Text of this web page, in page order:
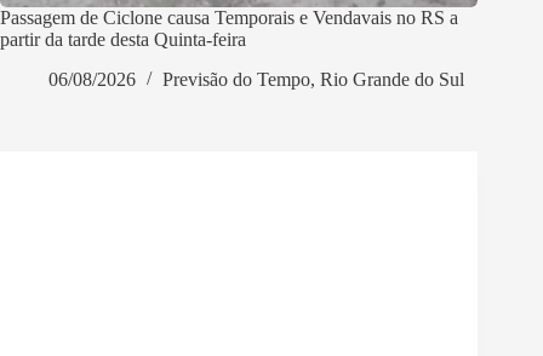
Passagem de Ciclone causa Temporais e Vendavais no RS a
partir da tarde desta Quinta-feira
06/08/2026
Previsão do Tempo, Rio Grande do Sul